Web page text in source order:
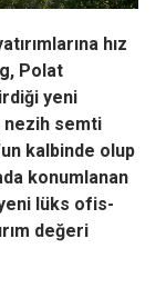
hız
Polat
yeni
nezih semti
kalbinde olup
konumlanan
lüks ofis-
değeri